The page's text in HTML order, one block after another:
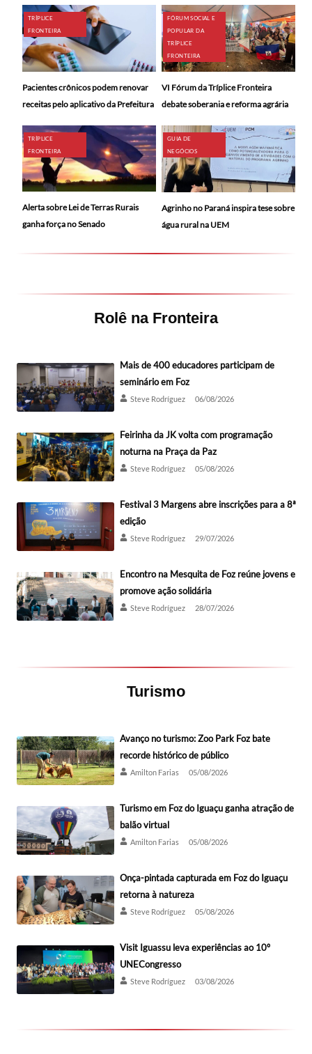
TRÍPLICE
FRONTEIRA
Pacientes crônicos podem renovar
receitas pelo aplicativo da Prefeitura
FÓRUM SOCIAL E
POPULAR DA
TRÍPLICE
FRONTEIRA
VI Fórum da Tríplice Fronteira
debate soberania e reforma agrária
TRÍPLICE
FRONTEIRA
Alerta sobre Lei de Terras Rurais
ganha força no Senado
GUIA DE
NEGÓCIOS
Agrinho no Paraná inspira tese sobre
água rural na UEM
Rolê na Fronteira
Mais de 400 educadores participam de
seminário em Foz
Steve Rodríguez 06/08/2026
Feirinha da JK volta com programação
noturna na Praça da Paz
Steve Rodríguez 05/08/2026
Festival 3 Margens abre inscrições para a 8ª
edição
Steve Rodríguez 29/07/2026
Encontro na Mesquita de Foz reúne jovens e
promove ação solidária
Steve Rodríguez 28/07/2026
Turismo
Avanço no turismo: Zoo Park Foz bate
recorde histórico de público
Amilton Farias 05/08/2026
Turismo em Foz do Iguaçu ganha atração de
balão virtual
Amilton Farias 05/08/2026
Onça-pintada capturada em Foz do Iguaçu
retorna à natureza
Steve Rodríguez 05/08/2026
Visit Iguassu leva experiências ao 10º
UNECongresso
Steve Rodríguez 03/08/2026